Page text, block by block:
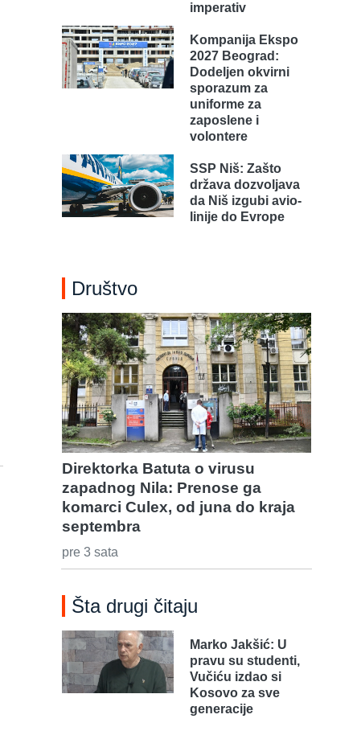
imperativ
Kompanija Ekspo
2027 Beograd:
Dodeljen okvirni
sporazum za
uniforme za
zaposlene i
volontere
SSP Niš: Zašto
država dozvoljava
da Niš izgubi avio-
linije do Evrope
Društvo
Direktorka Batuta o virusu
zapadnog Nila: Prenose ga
komarci Culex, od juna do kraja
septembra
pre 3 sata
Šta drugi čitaju
Marko Jakšić: U
pravu su studenti,
Vučiću izdao si
Kosovo za sve
generacije